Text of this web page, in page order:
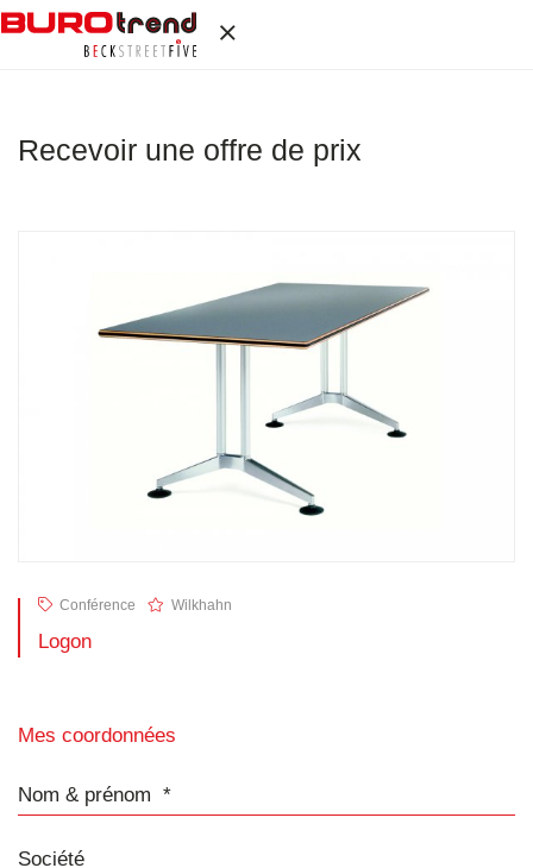
Recevoir une offre de prix
Conférence Wilkhahn
Logon
Mes coordonnées
Nom & prénom
Société